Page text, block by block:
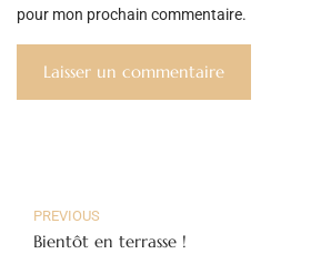
pour mon prochain commentaire.
PREVIOUS
Bientôt en terrasse !